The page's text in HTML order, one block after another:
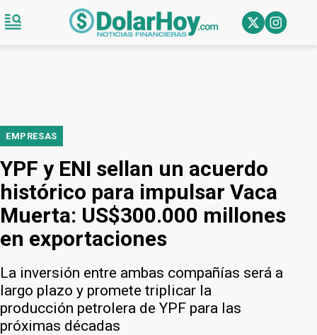
EMPRESAS
YPF y ENI sellan un acuerdo
histórico para impulsar Vaca
Muerta: US$300.000 millones
en exportaciones
La inversión entre ambas compañías será a
largo plazo y promete triplicar la
producción petrolera de YPF para las
próximas décadas